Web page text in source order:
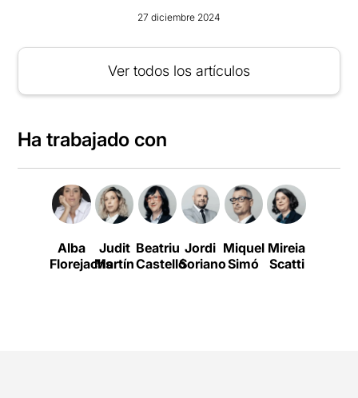
27 diciembre 2024
Ver todos los artículos
Ha trabajado con
Alba
Florejachs
Judit
Martín
Beatriu
Castelló
Jordi
Soriano
Miquel
Simó
Mireia
Scatti